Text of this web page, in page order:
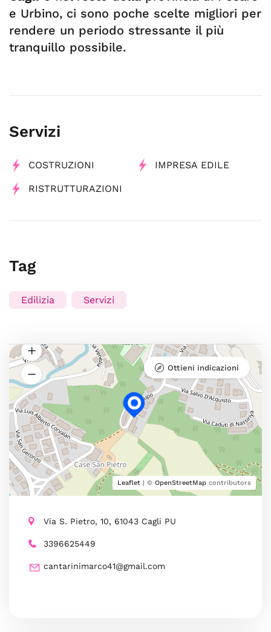
e Urbino, ci sono poche scelte migliori per
rendere un periodo stressante il più
tranquillo possibile.
Servizi
COSTRUZIONI IMPRESA EDILE
RISTRUTTURAZIONI
Tag
Edilizia Servizi
Leaflet | © OpenStreetMap contributors
Ottieni indicazioni
Via S. Pietro, 10, 61043 Cagli PU
3396625449
cantarinimarco41@gmail.com